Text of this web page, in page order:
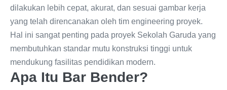
dilakukan lebih cepat, akurat, dan sesuai gambar kerja
yang telah direncanakan oleh tim engineering proyek.
Hal ini sangat penting pada proyek Sekolah Garuda yang
membutuhkan standar mutu konstruksi tinggi untuk
mendukung fasilitas pendidikan modern.
Apa Itu Bar Bender?